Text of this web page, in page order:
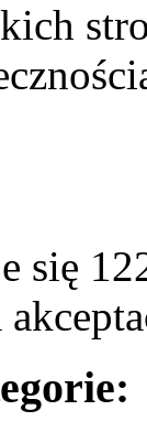
się